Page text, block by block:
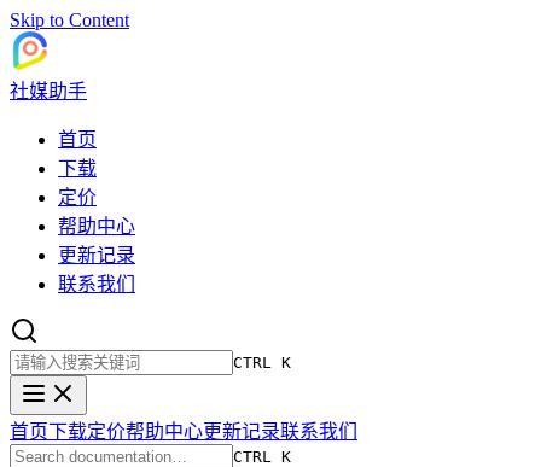
Skip to Content
社媒助手
首页
下载
定价
帮助中心
更新记录
联系我们
CTRL K
首页下载定价帮助中心更新记录联系我们
CTRL K